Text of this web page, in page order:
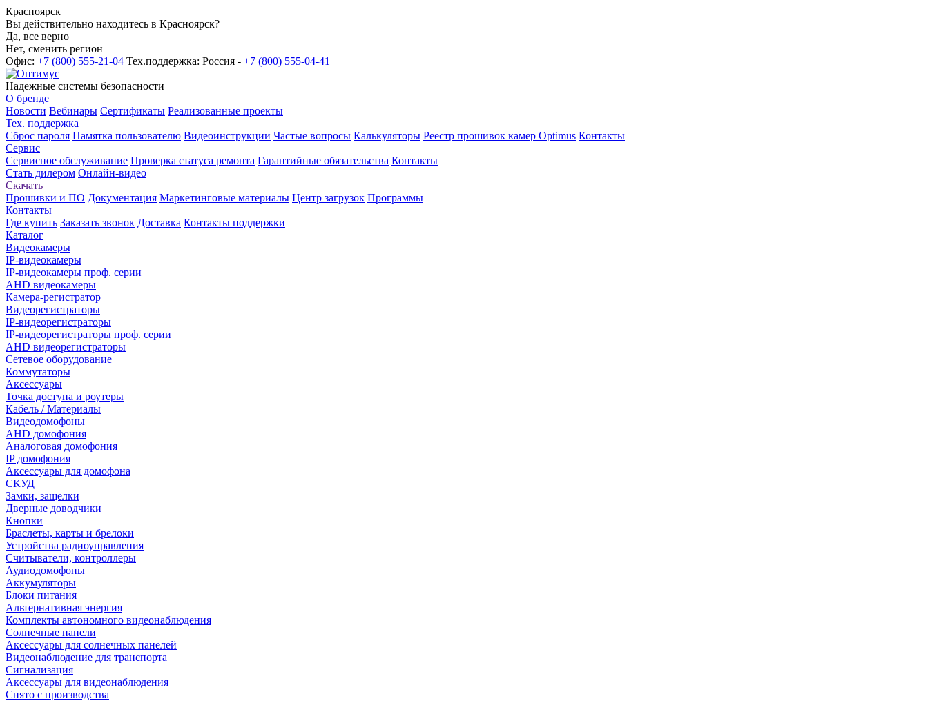
Красноярск
Вы действительно находитесь в Красноярск?
Да, все верно
Нет, сменить регион
Офис: +7 (800) 555-21-04 Тех.поддержка: Россия - +7 (800) 555-04-41
Надежные системы безопасности
О бренде
Новости Вебинары Сертификаты Реализованные проекты
Тех. поддержка
Сброс пароля Памятка пользователю Видеоинструкции Частые вопросы Калькуляторы Реестр прошивок камер Optimus Контакты
Сервис
Сервисное обслуживание Проверка статуса ремонта Гарантийные обязательства Контакты
Стать дилером Онлайн-видео
Скачать
Прошивки и ПО Документация Маркетинговые материалы Центр загрузок Программы
Контакты
Где купить Заказать звонок Доставка Контакты поддержки
Каталог
Видеокамеры
IP-видеокамеры
IP-видеокамеры проф. серии
AHD видеокамеры
Камера-регистратор
Видеорегистраторы
IP-видеорегистраторы
IP-видеорегистраторы проф. серии
AHD видеорегистраторы
Сетевое оборудование
Коммутаторы
Аксессуары
Точка доступа и роутеры
Кабель / Материалы
Видеодомофоны
AHD домофония
Аналоговая домофония
IP домофония
Аксессуары для домофона
СКУД
Замки, защелки
Дверные доводчики
Кнопки
Браслеты, карты и брелоки
Устройства радиоуправления
Считыватели, контроллеры
Аудиодомофоны
Аккумуляторы
Блоки питания
Альтернативная энергия
Комплекты автономного видеонаблюдения
Солнечные панели
Аксессуары для солнечных панелей
Видеонаблюдение для транспорта
Сигнализация
Аксессуары для видеонаблюдения
Снято с производства